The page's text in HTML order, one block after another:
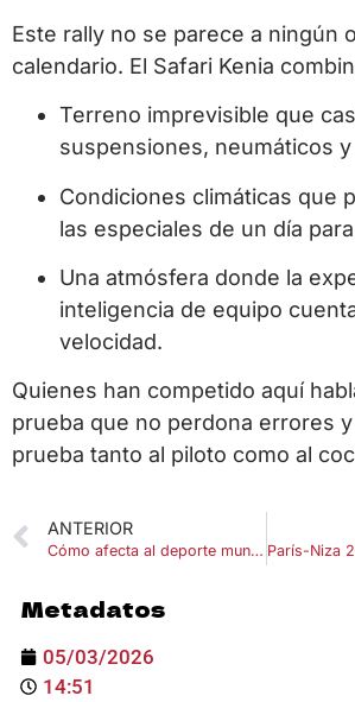
Este rally no se parece a ningún
calendario. El Safari Kenia
Terreno imprevisible que
suspensiones, neumáticos
Condiciones climáticas que
las especiales de un día
Una atmósfera donde la
inteligencia de equipo
velocidad.
Quienes han competido aquí
prueba que no perdona errores
prueba tanto al piloto como al
ANTERIOR
Cómo afecta al deporte mundial un conflicto entre Estados Unidos e Irán
Metadatos
05/03/2026
14:51